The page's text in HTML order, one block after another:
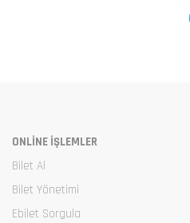
ONLİNE İŞLEMLER
Bilet Al
Bilet Yönetimi
Ebilet Sorgula